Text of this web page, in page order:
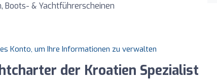
& Yachtführerscheinen
Konto, um Ihre Informationen zu verwalten
der Kroatien Spezialist